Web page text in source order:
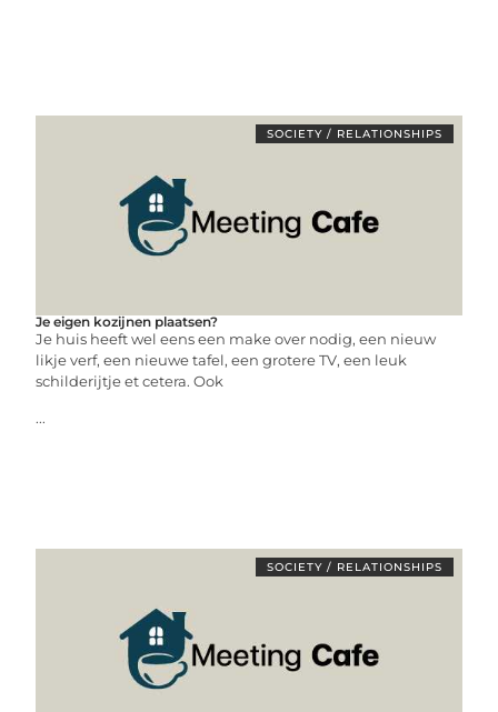
SOCIETY / RELATIONSHIPS
Je eigen kozijnen plaatsen?
Je huis heeft wel eens een make over nodig, een nieuw
likje verf, een nieuwe tafel, een grotere TV, een leuk
schilderijtje et cetera. Ook
...
SOCIETY / RELATIONSHIPS